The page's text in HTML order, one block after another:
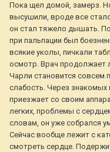
Пока щел домой, замерз.
высушили, вроде все
он стал тяжело дышать.
при пальпации был
всякие уколы, пичкали
осмотр. Врач продолжает
Чарли становится совсем
слабость. Через знакомых
приезжает со своим
легких, проблемы с
словам, он уже собрался
Сейчас вообще лежит с
смотреть сердце.